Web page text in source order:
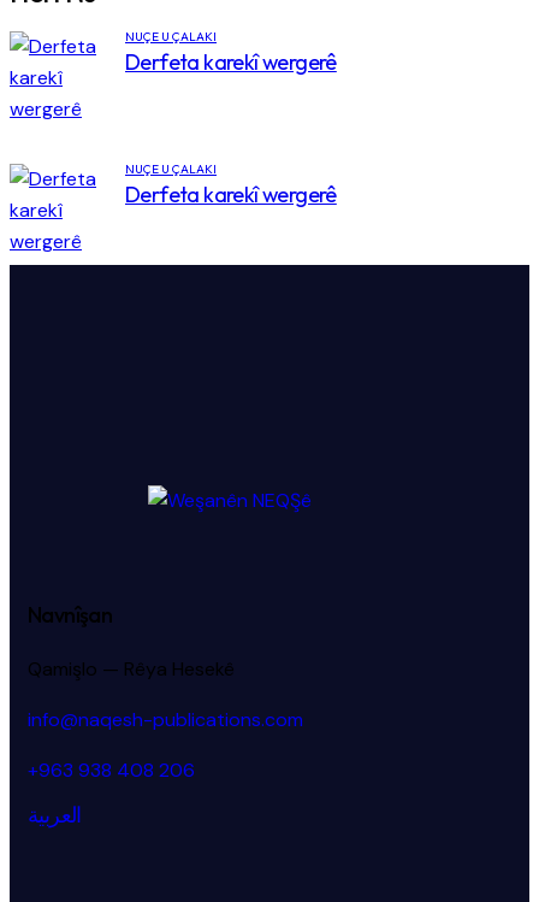
NÛÇE Û ÇALAKÎ
Derfeta karekî wergerê
NÛÇE Û ÇALAKÎ
Derfeta karekî wergerê
Navnîşan
Qamişlo — Rêya Hesekê
info@naqesh-publications.com
+963 938 408 206
العربية